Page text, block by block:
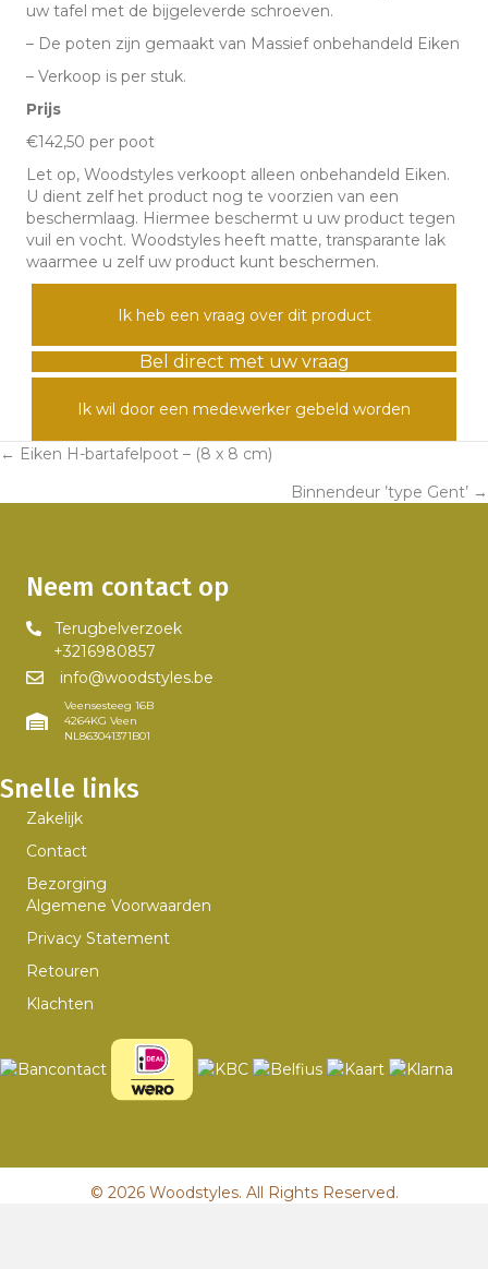
uw tafel met de bijgeleverde schroeven.
– De poten zijn gemaakt van Massief onbehandeld Eiken
– Verkoop is per stuk.
Prijs
€142,50 per poot
Let op, Woodstyles verkoopt alleen onbehandeld Eiken.
U dient zelf het product nog te voorzien van een
beschermlaag. Hiermee beschermt u uw product tegen
vuil en vocht. Woodstyles heeft matte, transparante lak
waarmee u zelf uw product kunt beschermen.
Ik heb een vraag over dit product
Bel direct met uw vraag
Ik wil door een medewerker gebeld worden
Posts
navigation
← Eiken H-bartafelpoot – (8 x 8 cm)
Binnendeur ’type Gent’ →
Neem contact op
Terugbelverzoek
+3216980857
info@woodstyles.be
Veensesteeg 16B
4264KG Veen
NL863041371B01
Snelle links
Zakelijk
Contact
Bezorging
Algemene Voorwaarden
Privacy Statement
Retouren
Klachten
© 2026 Woodstyles. All Rights Reserved.